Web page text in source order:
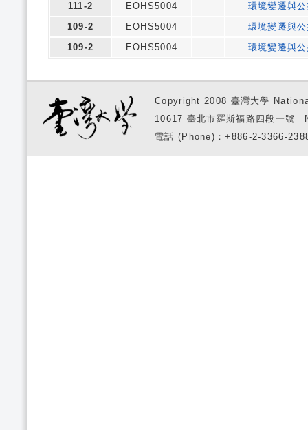
111-2
EOHS5004
環境變遷與
109-2
EOHS5004
環境變遷與
109-2
EOHS5004 環境變遷與
Copyright 2008 臺灣大學
10617 臺北市羅斯福路四段一
電話 (Phone)：+886-2-3366-